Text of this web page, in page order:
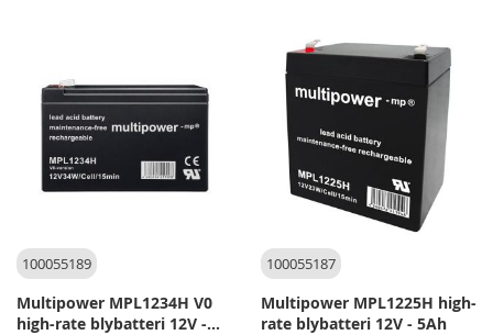
100055189
Multipower MPL1234H V0
high-rate blybatteri 12V -
100055187
Multipower MPL1225H high-
rate blybatteri 12V - 5Ah